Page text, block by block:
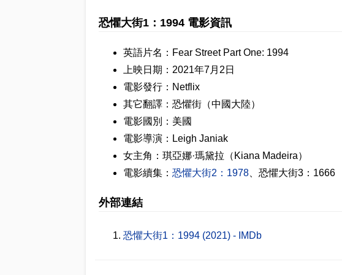
恐懼大街1：1994 電影資訊
英語片名：Fear Street Part One: 1994
上映日期：2021年7月2日
電影發行：Netflix
其它翻譯：恐懼街（中國大陸）
電影國別：美國
電影導演：Leigh Janiak
女主角：琪亞娜·瑪黛拉（Kiana Madeira）
電影續集： 恐懼大街2：1978、恐懼大街3：1666
外部連結
恐懼大街1：1994 (2021) - IMDb